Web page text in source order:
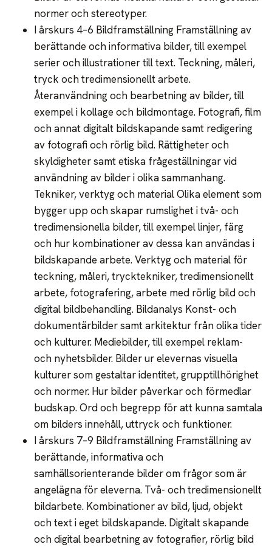
normer och stereotyper.
I årskurs 4–6 Bildframställning Framställning av
berättande och informativa bilder, till exempel
serier och illustrationer till text. Teckning, måleri,
tryck och tredimensionellt arbete.
Återanvändning och bearbetning av bilder, till
exempel i kollage och bildmontage. Fotografi, film
och annat digitalt bildskapande samt redigering
av fotografi och rörlig bild. Rättigheter och
skyldigheter samt etiska frågeställningar vid
användning av bilder i olika sammanhang.
Tekniker, verktyg och material Olika element som
bygger upp och skapar rumslighet i två- och
tredimensionella bilder, till exempel linjer, färg
och hur kombinationer av dessa kan användas i
bildskapande arbete. Verktyg och material för
teckning, måleri, trycktekniker, tredimensionellt
arbete, fotografering, arbete med rörlig bild och
digital bildbehandling. Bildanalys Konst- och
dokumentärbilder samt arkitektur från olika tider
och kulturer. Mediebilder, till exempel reklam-
och nyhetsbilder. Bilder ur elevernas visuella
kulturer som gestaltar identitet, grupptillhörighet
och normer. Hur bilder påverkar och förmedlar
budskap. Ord och begrepp för att kunna samtala
om bilders innehåll, uttryck och funktioner.
I årskurs 7–9 Bildframställning Framställning av
berättande, informativa och
samhällsorienterande bilder om frågor som är
angelägna för eleverna. Två- och tredimensionellt
bildarbete. Kombinationer av bild, ljud, objekt
och text i eget bildskapande. Digitalt skapande
och digital bearbetning av fotografier, rörlig bild